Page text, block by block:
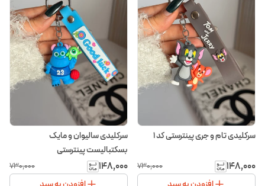
سرکلیدی تام و جری پینترستی کد ۱
۱۴۸٬۰۰۰ ۷۳۰٬۰۰۰
سرکلیدی سالیوان و مایک
بسکتبالیست پینترستی
۱۴۸٬۰۰۰ ۷۳۰٬۰۰۰